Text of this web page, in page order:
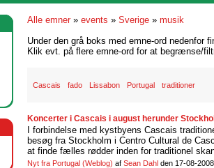
Alle emner » events » Sverige » musik
Under den grå boks med emne-ord nedenfor
Klik evt. på flere emne-ord for at begrænse/
Cascais fado Lissabon Portugal traditioner
Koncerter i Cascais i august herunder
I forbindelse med kystbyens Cascais
besøg fra Stockholm i Centro Cultural de
at finde fælles rødder inden for traditionel
Nyt fra Portugal (Weblog) af Sean Dahl den 17-08-2008